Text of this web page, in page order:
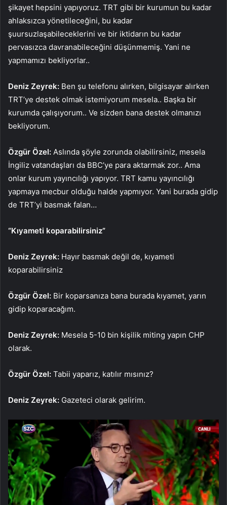
şikayet hepsini yapıyoruz. TRT gibi bir kurumun bu kadar
ahlaksızca yönetileceğini, bu kadar
şuursuzlaşabileceklerini ve bir iktidarın bu kadar
pervasızca davranabileceğini düşünmemiş. Yani ne
yapmamızı bekliyorlar..
Deniz Zeyrek: Ben şu telefonu alırken, bilgisayar alırken
TRT’ye destek olmak istemiyorum mesela.. Başka bir
kurumda çalışıyorum.. Ve sizden bana destek olmanızı
bekliyorum.
Özgür Özel: Aslında şöyle zorunda olabilirsiniz, mesela
İngiliz vatandaşları da BBC’ye para aktarmak zor.. Ama
onlar kurum yayıncılığı yapıyor. TRT kamu yayıncılığı
yapmaya mecbur olduğu halde yapmıyor. Yani burada gidip
de TRT’yi basmak falan…
“Kıyameti koparabilirsiniz”
Deniz Zeyrek: Hayır basmak değil de, kıyameti
koparabilirsiniz
Özgür Özel: Bir koparsanıza bana burada kıyamet, yarın
gidip koparacağım.
Deniz Zeyrek: Mesela 5-10 bin kişilik miting yapın CHP
olarak.
Özgür Özel: Tabii yaparız, katılır mısınız?
Deniz Zeyrek: Gazeteci olarak gelirim.